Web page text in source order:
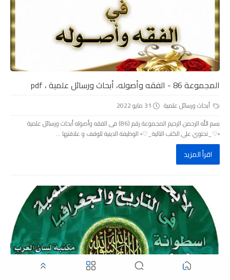
المجموعة 86 - الفقه وأصوله، أبحاث ورسائل علمية ، pdf
أبحاث ورسائل علمية
31 مايو 2022
بسم الله الرحمن الرحيم المجموعة رقم (86) فى الفقه وأصوله أبحاث ورسائل علمية
▫️♡_تحتوي على الكتب التالية_♡▫️ الوظيفة الدينية للوقف و علاقتها ...
اقرأ المزيد